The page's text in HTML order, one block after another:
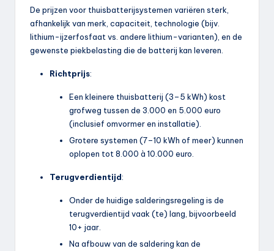
De prijzen voor thuisbatterijsystemen variëren sterk,
afhankelijk van merk, capaciteit, technologie (bijv.
lithium-ijzerfosfaat vs. andere lithium-varianten), en de
gewenste piekbelasting die de batterij kan leveren.
Richtprijs:
Een kleinere thuisbatterij (3–5 kWh) kost
grofweg tussen de 3.000 en 5.000 euro
(inclusief omvormer en installatie).
Grotere systemen (7–10 kWh of meer) kunnen
oplopen tot 8.000 à 10.000 euro.
Terugverdientijd:
Onder de huidige salderingsregeling is de
terugverdientijd vaak (te) lang, bijvoorbeeld
10+ jaar.
Na afbouw van de saldering kan de